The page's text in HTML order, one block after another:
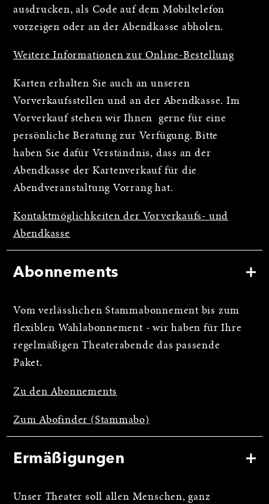
ausdrucken, als Code auf dem Mobiltelefon
vorzeigen oder an der Abendkasse abholen.
Weitere Informationen zur Online-Bestellung
Karten erhalten Sie auch an unseren
Vorverkaufsstellen und an der Abendkasse. Im
Vorverkauf stehen wir Ihnen gerne für eine
persönliche Beratung zur Verfügung. Bitte
haben Sie dafür Verständnis, dass an der
Abendkasse der Kartenverkauf für die
Abendveranstaltung Vorrang hat.
Kontaktmöglichkeiten der Vorverkaufs- und
Abendkasse
Abonnements
Vom verlässlichen Stammabonnement bis zum
flexiblen Wahlabonnement - wir haben für Ihre
regelmäßigen Theaterabende das passende
Paket.
Zu den Abonnements
Zum Abofinder (Stammabo)
Ermäßigungen
Unser Theater soll allen Menschen, ganz